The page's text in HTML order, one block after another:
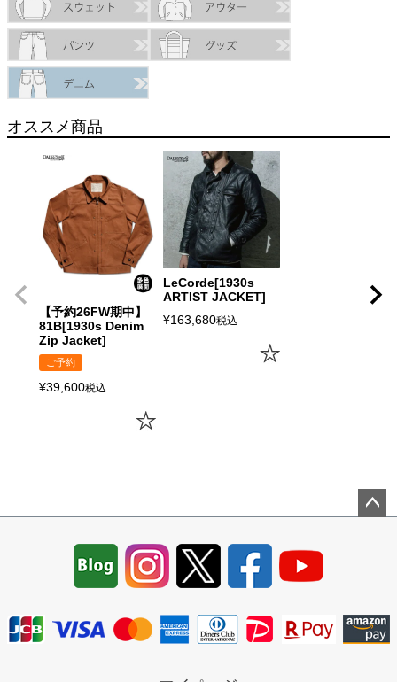
オススメ商品
【予約26FW期中】
81B[1930s Denim
Zip Jacket]
ご予約
¥39,600税込
LeCorde[1930s
ARTIST JACKET]
¥163,680税込